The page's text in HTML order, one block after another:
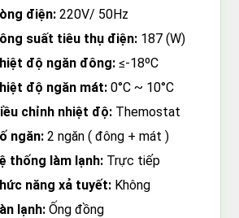
điện: 220V/ 50Hz
suất tiêu thụ điện: 187 (W)
độ ngăn đông: ≤-18ºC
độ ngăn mát: 0°C ~ 10°C
chỉnh nhiệt độ: Themostat
ngăn: 2 ngăn ( đông + mát )
thống làm lạnh: Trực tiếp
năng xả tuyết: Không
lạnh: Ống đồng